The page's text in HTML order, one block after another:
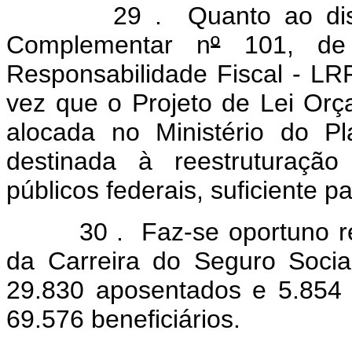
29 . Quanto ao
Complementar nº101, de
Responsabilidade Fiscal -
vez que o Projeto de Lei
alocada no Ministério do
destinada à
públicos federais, suficiente
30 . Faz-se oportuno
da Carreira do Seguro
29.830 aposentados e
69.576 beneficiários.